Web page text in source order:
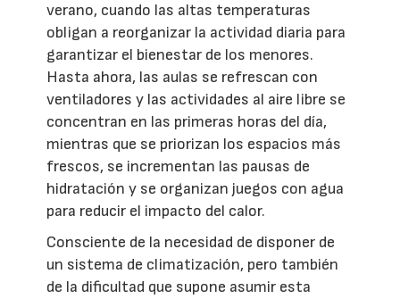
verano, cuando las altas temperaturas
obligan a reorganizar la actividad diaria para
garantizar el bienestar de los menores.
Hasta ahora, las aulas se refrescan con
ventiladores y las actividades al aire libre se
concentran en las primeras horas del día,
mientras que se priorizan los espacios más
frescos, se incrementan las pausas de
hidratación y se organizan juegos con agua
para reducir el impacto del calor.
Consciente de la necesidad de disponer de
un sistema de climatización, pero también
de la dificultad que supone asumir esta